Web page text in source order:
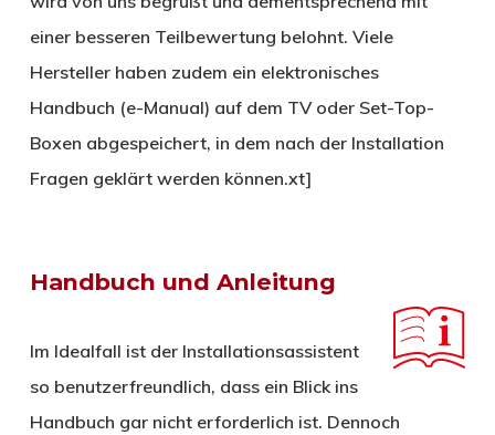
einer besseren Teilbewertung belohnt. Viele
Hersteller haben zudem ein elektronisches
Handbuch (e-Manual) auf dem TV oder Set-Top-
Boxen abgespeichert, in dem nach der Installation
Fragen geklärt werden können.xt]
Handbuch und Anleitung
Im Idealfall ist der Installationsassistent
so benutzerfreundlich, dass ein Blick ins
Handbuch gar nicht erforderlich ist. Dennoch